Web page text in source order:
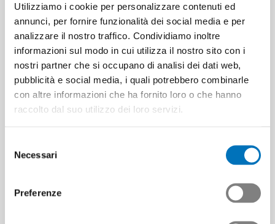
Utilizziamo i cookie per personalizzare contenuti ed
annunci, per fornire funzionalità dei social media e per
analizzare il nostro traffico. Condividiamo inoltre
informazioni sul modo in cui utilizza il nostro sito con i
nostri partner che si occupano di analisi dei dati web,
pubblicità e social media, i quali potrebbero combinarle
con altre informazioni che ha fornito loro o che hanno
raccolto dal suo utilizzo dei loro servizi.
delNecessari
Preferenze